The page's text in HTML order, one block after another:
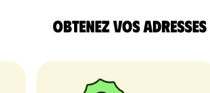
Obtenez vos